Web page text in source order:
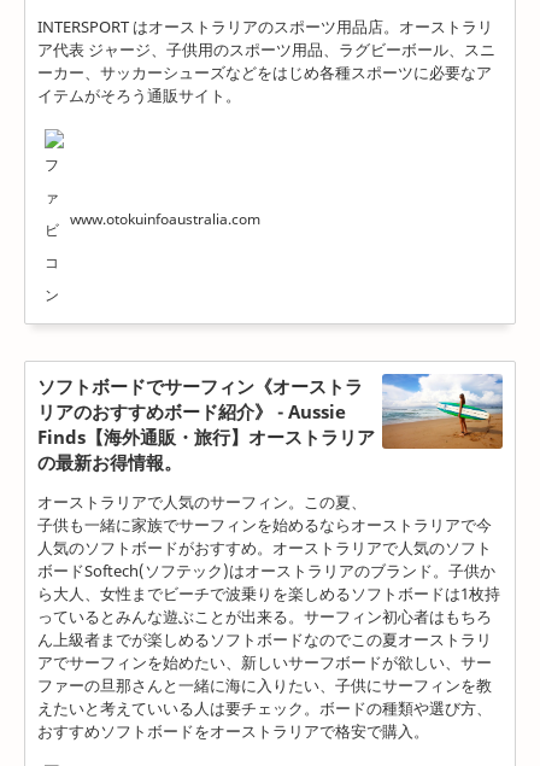
INTERSPORT はオーストラリアのスポーツ用品店。オーストラリ
ア代表 ジャージ、子供用のスポーツ用品、ラグビーボール、スニ
ーカー、サッカーシューズなどをはじめ各種スポーツに必要なア
イテムがそろう通販サイト。
www.otokuinfoaustralia.com
ソフトボードでサーフィン《オーストラ
リアのおすすめボード紹介》 - Aussie
Finds【海外通販・旅行】オーストラリア
の最新お得情報。
オーストラリアで人気のサーフィン。この夏、
子供も一緒に家族でサーフィンを始めるならオーストラリアで今
人気のソフトボードがおすすめ。オーストラリアで人気のソフト
ボードSoftech(ソフテック)はオーストラリアのブランド。子供か
ら大人、女性までビーチで波乗りを楽しめるソフトボードは1枚持
っているとみんな遊ぶことが出来る。サーフィン初心者はもちろ
ん上級者までが楽しめるソフトボードなのでこの夏オーストラリ
アでサーフィンを始めたい、新しいサーフボードが欲しい、サー
ファーの旦那さんと一緒に海に入りたい、子供にサーフィンを教
えたいと考えていいる人は要チェック。ボードの種類や選び方、
おすすめソフトボードをオーストラリアで格安で購入。